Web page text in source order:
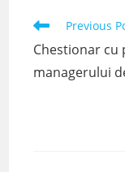
Read
articles
Previous
Chestionar cu
managerului